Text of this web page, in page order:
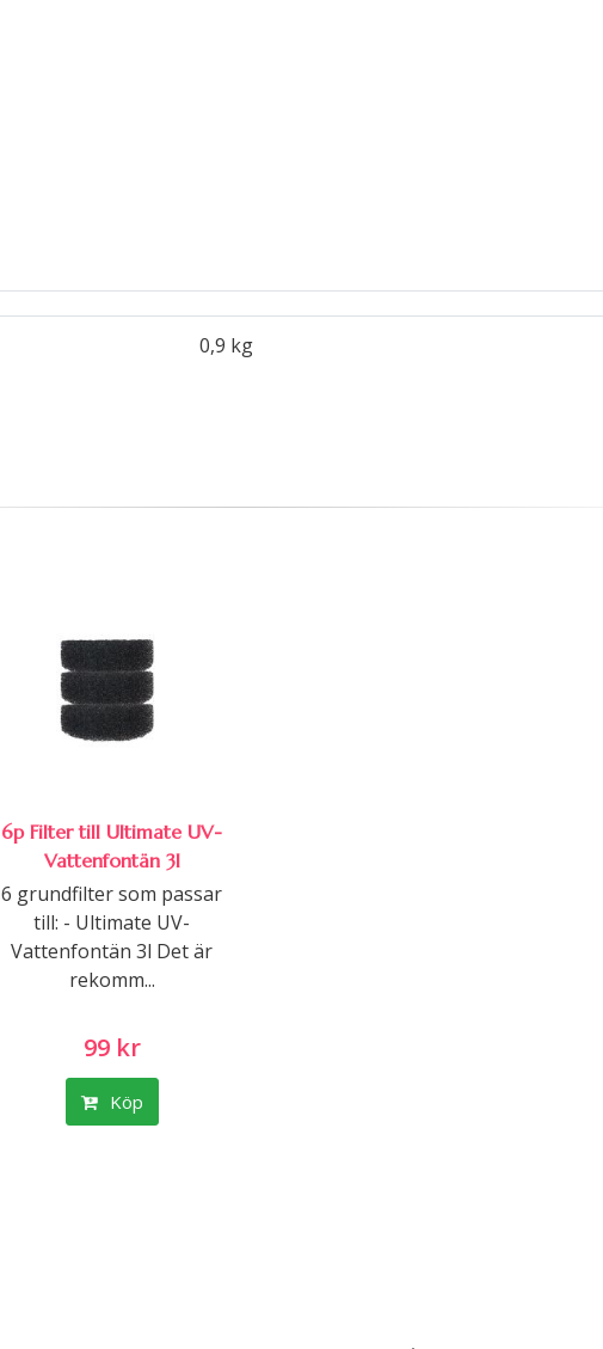
0,9 kg
6p Filter till Ultimate UV-
Vattenfontän 3l
6 grundfilter som passar
till: - Ultimate UV-
Vattenfontän 3l Det är
rekomm...
99 kr
Köp